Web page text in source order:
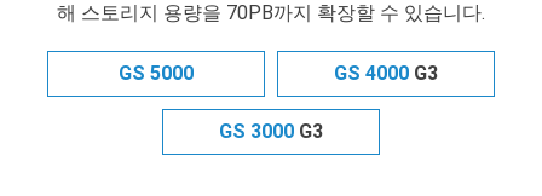
해 스토리지 용량을 70PB까지 확장할 수 있습니다.
GS 5000 GS 4000 G3
GS 3000 G3